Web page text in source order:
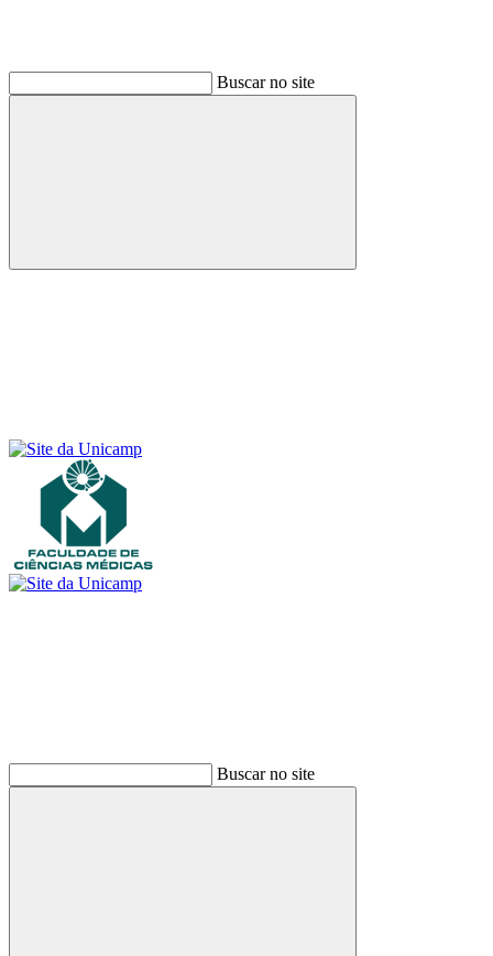
Buscar no site
Buscar
Buscar no site